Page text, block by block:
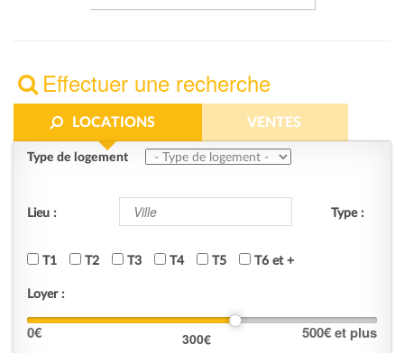
Effectuer une recherche
LOCATIONS VENTES
Type de logement
Lieu : Type :
T1 T2 T3 T4 T5 T6 et +
Loyer :
0€ 300€ 500€ et plus